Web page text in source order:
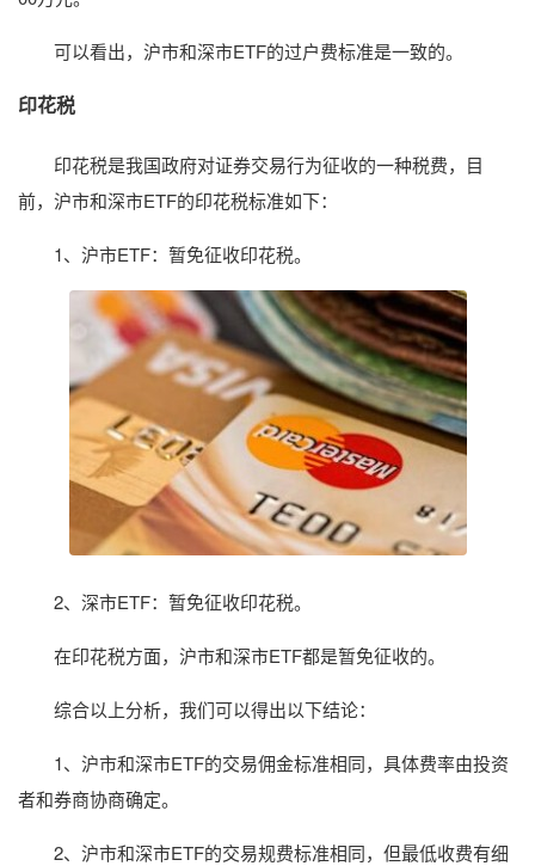
可以看出，沪市和深市ETF的过户费标准是一致的。
印花税
印花税是我国政府对证券交易行为征收的一种税费，目
前，沪市和深市ETF的印花税标准如下：
1、沪市ETF：暂免征收印花税。
2、深市ETF：暂免征收印花税。
在印花税方面，沪市和深市ETF都是暂免征收的。
综合以上分析，我们可以得出以下结论：
1、沪市和深市ETF的交易佣金标准相同，具体费率由投资
者和券商协商确定。
2、沪市和深市ETF的交易规费标准相同，但最低收费有细